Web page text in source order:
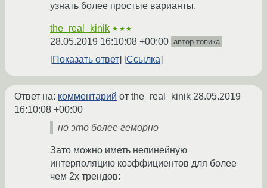
узнать более простые варианты.
the_real_kinik ★★★
28.05.2019 16:10:08 +00:00 автор топика
Показать ответ Ссылка
Ответ на: комментарий от the_real_kinik 28.05.2019
16:10:08 +00:00
но это более геморно
Зато можно иметь нелинейную
интерполяцию коэффициентов для более
чем 2х трендов: